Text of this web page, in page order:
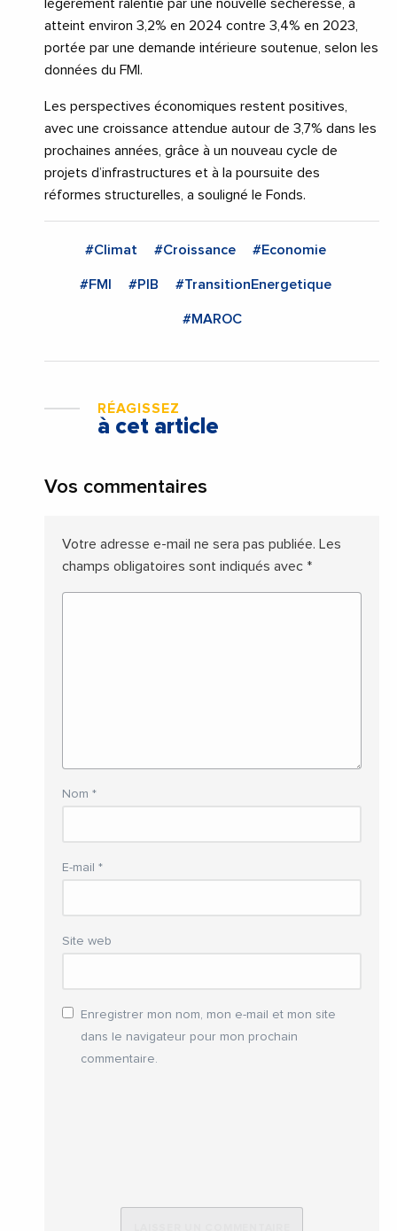
légèrement ralentie par une nouvelle sécheresse, a
atteint environ 3,2% en 2024 contre 3,4% en 2023,
portée par une demande intérieure soutenue, selon les
données du FMI.
Les perspectives économiques restent positives,
avec une croissance attendue autour de 3,7% dans les
prochaines années, grâce à un nouveau cycle de
projets d’infrastructures et à la poursuite des
réformes structurelles, a souligné le Fonds.
#Climat #Croissance #Economie
#FMI #PIB #TransitionEnergetique
#MAROC
RÉAGISSEZ
à cet article
Vos commentaires
Votre adresse e-mail ne sera pas publiée. Les
champs obligatoires sont indiqués avec *
Nom *
E-mail *
Site web
Enregistrer mon nom, mon e-mail et mon site
dans le navigateur pour mon prochain
commentaire.